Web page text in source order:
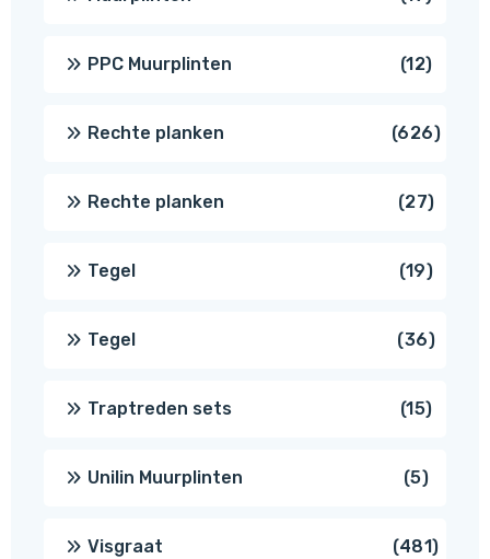
PPC Muurplinten 1212
Rechte planken 626626
Rechte planken 2727
Tegel 1919
Tegel 3636
Traptreden sets 1515
Unilin Muurplinten 55
Visgraat 481481